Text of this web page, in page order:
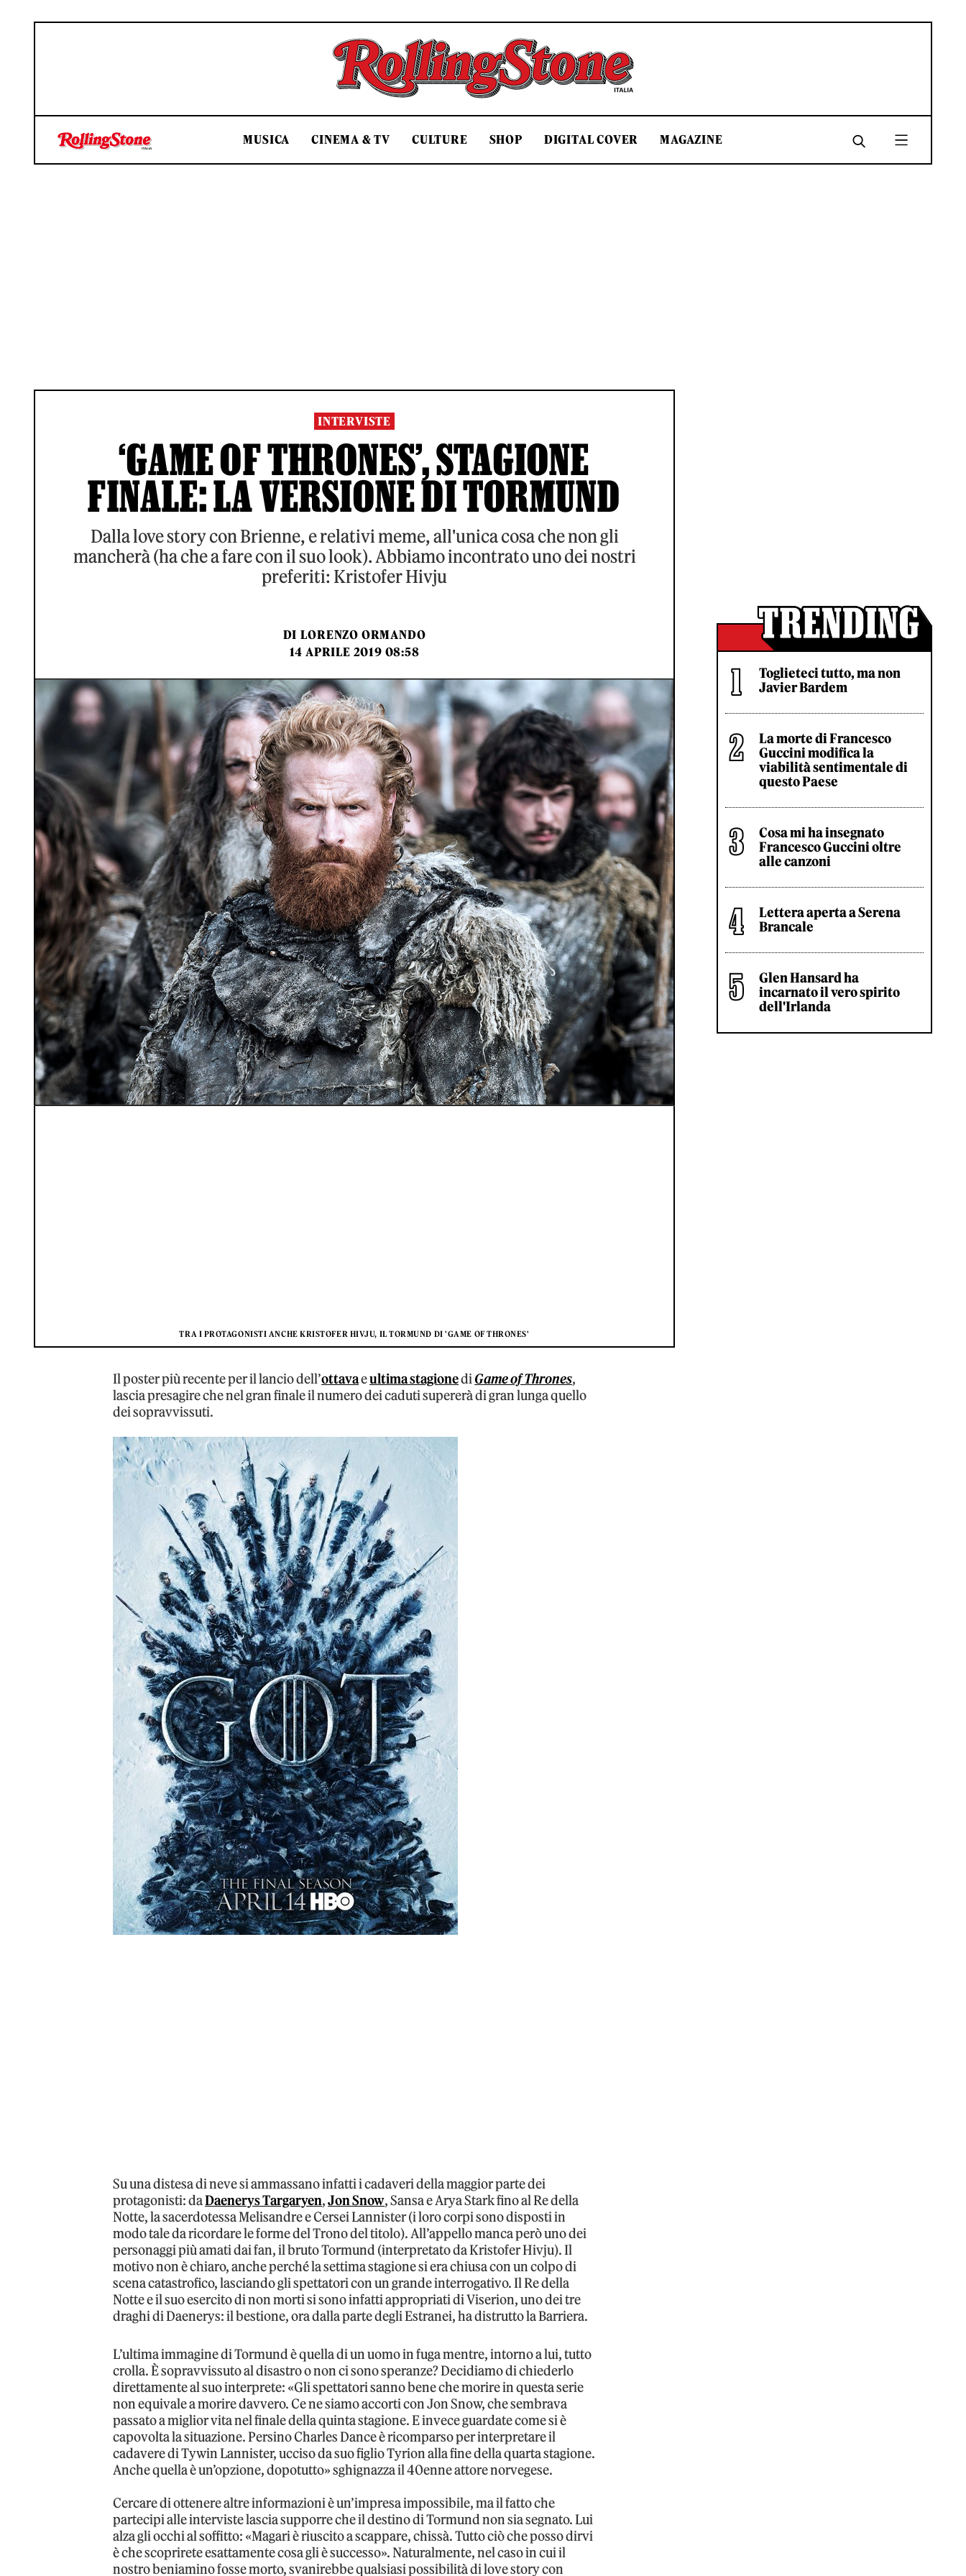
Rolling Stone Italia
MUSICA CINEMA & TV CULTURE SHOP DIGITAL COVER MAGAZINE
INTERVISTE
‘GAME OF THRONES’, STAGIONE
FINALE: LA VERSIONE DI TORMUND
Dalla love story con Brienne, e relativi meme, all'unica cosa che non gli
mancherà (ha che a fare con il suo look). Abbiamo incontrato uno dei nostri
preferiti: Kristofer Hivju
DI LORENZO ORMANDO
14 APRILE 2019 08:58
TRA I PROTAGONISTI ANCHE KRISTOFER HIVJU, IL TORMUND DI 'GAME OF THRONES'
Il poster più recente per il lancio dell’ottavaeultima stagionediGame of Thrones,
lascia presagire che nel gran finale il numero dei caduti supererà di gran lunga quello
dei sopravvissuti.
Su una distesa di neve si ammassano infatti i cadaveri della maggior parte dei
protagonisti: daDaenerys Targaryen,Jon Snow, Sansa e Arya Stark fino al Re della
Notte, la sacerdotessa Melisandre e Cersei Lannister (i loro corpi sono disposti in
modo tale da ricordare le forme del Trono del titolo). All’appello manca però uno dei
personaggi più amati dai fan, il bruto Tormund (interpretato da Kristofer Hivju). Il
motivo non è chiaro, anche perché la settima stagione si era chiusa con un colpo di
scena catastrofico, lasciando gli spettatori con un grande interrogativo. Il Re della
Notte e il suo esercito di non morti si sono infatti appropriati di Viserion, uno dei tre
draghi di Daenerys: il bestione, ora dalla parte degli Estranei, ha distrutto la Barriera.
L’ultima immagine di Tormund è quella di un uomo in fuga mentre, intorno a lui, tutto
crolla. È sopravvissuto al disastro o non ci sono speranze? Decidiamo di chiederlo
direttamente al suo interprete: «Gli spettatori sanno bene che morire in questa serie
non equivale a morire davvero. Ce ne siamo accorti con Jon Snow, che sembrava
passato a miglior vita nel finale della quinta stagione. E invece guardate come si è
capovolta la situazione. Persino Charles Dance è ricomparso per interpretare il
cadavere di Tywin Lannister, ucciso da suo figlio Tyrion alla fine della quarta stagione.
Anche quella è un’opzione, dopotutto» sghignazza il 40enne attore norvegese.
Cercare di ottenere altre informazioni è un’impresa impossibile, ma il fatto che
partecipi alle interviste lascia supporre che il destino di Tormund non sia segnato. Lui
alza gli occhi al soffitto: «Magari è riuscito a scappare, chissà. Tutto ciò che posso dirvi
è che scoprirete esattamente cosa gli è successo». Naturalmente, nel caso in cui il
nostro beniamino fosse morto, svanirebbe qualsiasi possibilità di love story con
Toglieteci tutto, ma non
Javier Bardem
La morte di Francesco
Guccini modifica la
viabilità sentimentale di
questo Paese
Cosa mi ha insegnato
Francesco Guccini oltre
alle canzoni
Lettera aperta a Serena
Brancale
Glen Hansard ha
incarnato il vero spirito
dell'Irlanda